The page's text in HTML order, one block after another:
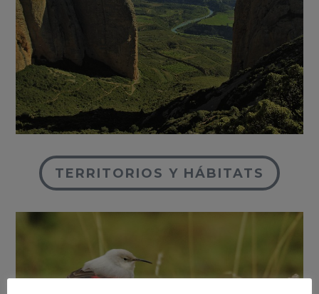
TERRITORIOS Y HÁBITATS